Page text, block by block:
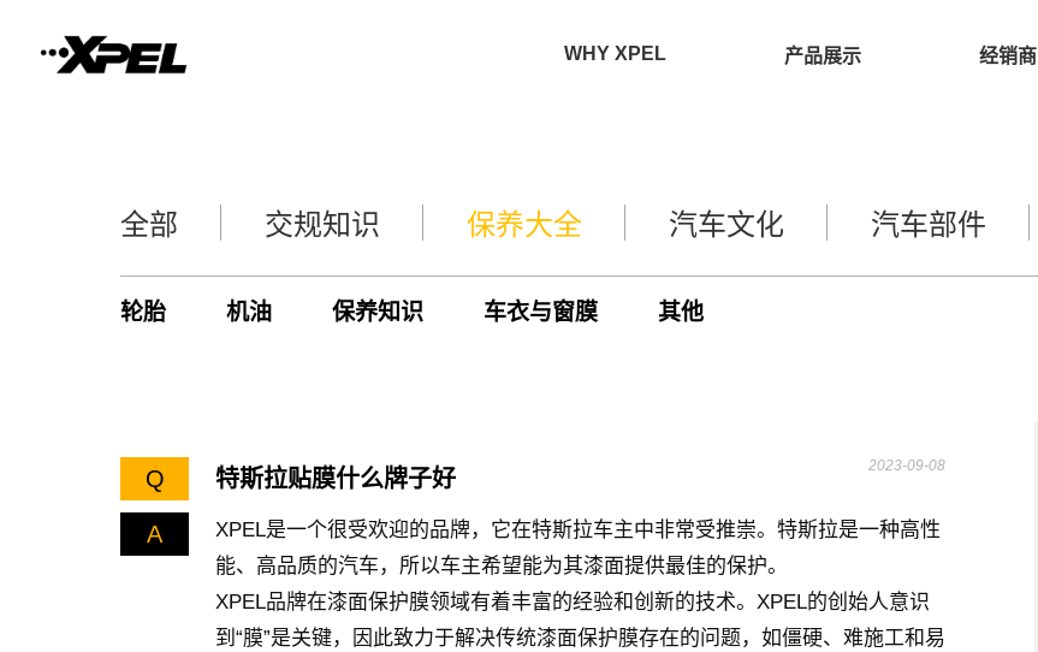
WHY XPEL 产品展示 经销商
全部 交规知识 保养大全 汽车文化 汽车部件
轮胎 机油 保养知识 车衣与窗膜 其他
Q 特斯拉贴膜什么牌子好 2023-09-08
A
XPEL是一个很受欢迎的品牌，它在特斯拉车主中非常受推崇。特斯拉是一种高性
能、高品质的汽车，所以车主希望能为其漆面提供最佳的保护。
XPEL品牌在漆面保护膜领域有着丰富的经验和创新的技术。XPEL的创始人意识
到“膜”是关键，因此致力于解决传统漆面保护膜存在的问题，如僵硬、难施工和易